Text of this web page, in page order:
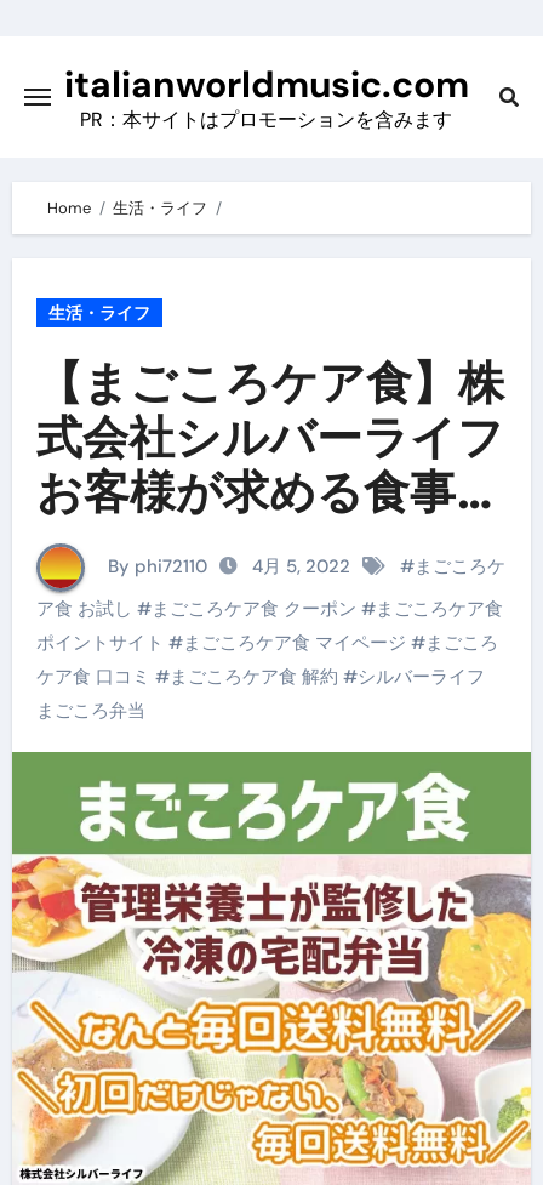
contentitalianworldmusic.com
PR：本サイトはプロモーションを含みます
Home 生活・ライフ
生活・ライフ
【まごころケア食】株
式会社シルバーライフ
お客様が求める食事調
整に合わせた5種類の
セットプラン【送料無
料】
By phi72110 4月 5, 2022 #まごころケ
ア食 お試し #まごころケア食 クーポン #まごころケア食
ポイントサイト #まごころケア食 マイページ #まごころ
ケア食 口コミ #まごころケア食 解約 #シルバーライフ
まごころ弁当